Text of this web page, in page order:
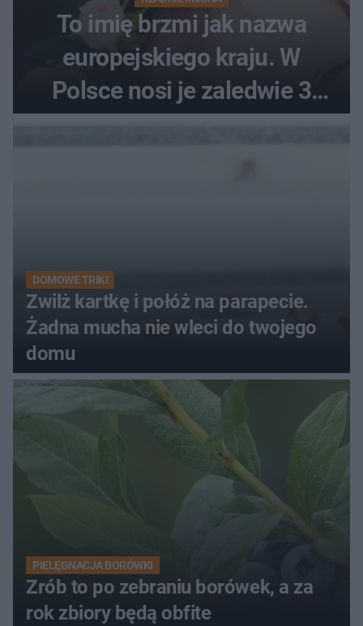
To imię brzmi jak nazwa
europejskiego kraju. W
Polsce nosi je zaledwie 3
DOMOWE TRIKI
Zwilż kartkę i połóż na parapecie.
Żadna mucha nie wleci do twojego
domu
PIELĘGNACJA BORÓWKI
Zrób to po zebraniu borówek, a za
rok zbiory będą obfite